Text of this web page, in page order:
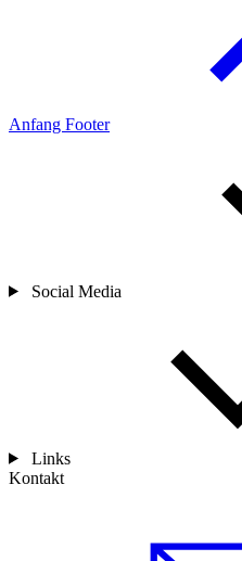
Anfang Footer
Social Media
Links
Kontakt